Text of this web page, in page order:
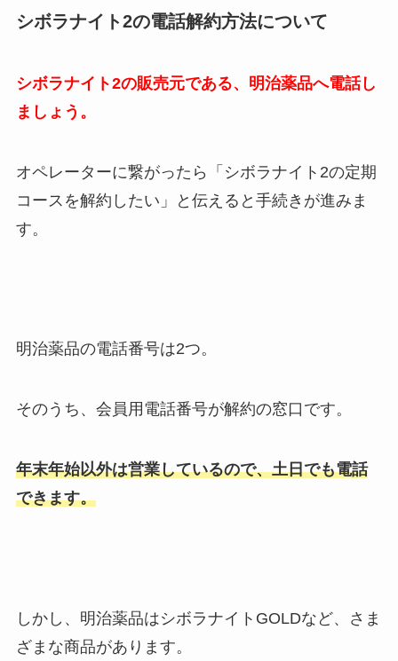
シボラナイト2の電話解約方法について
シボラナイト2の販売元である、明治薬品へ電話し
ましょう。
オペレーターに繋がったら「シボラナイト2の定期
コースを解約したい」と伝えると手続きが進みま
す。
明治薬品の電話番号は2つ。
そのうち、会員用電話番号が解約の窓口です。
年末年始以外は営業しているので、土日でも電話
できます。
しかし、明治薬品はシボラナイトGOLDなど、さま
ざまな商品があります。